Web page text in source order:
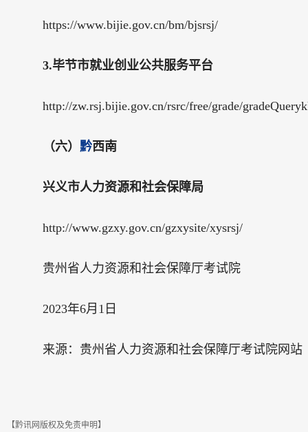
https://www.bijie.gov.cn/bm/bjsrsj/
3.毕节市就业创业公共服务平台
http://zw.rsj.bijie.gov.cn/rsrc/free/grade/
（六）黔西南
兴义市人力资源和社会保障局
http://www.gzxy.gov.cn/gzxysite/xysrsj/
贵州省人力资源和社会保障厅考试院
2023年6月1日
来源：贵州省人力资源和社会保障厅考试院网站
【黔讯网版权及免责申明】